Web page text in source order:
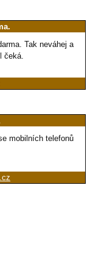
Tak neváhej a
čeká.
mobilních telefonů